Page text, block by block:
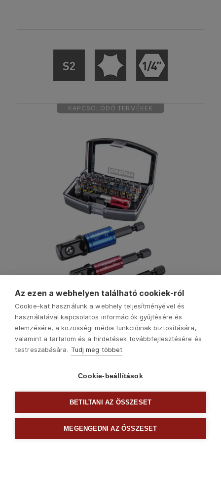
KAPCSOLÓDÓ TERMÉKEK
Következő
Az ezen a webhelyen található cookiek-ról
Cookie-kat használunk a webhely teljesítményével és
használatával kapcsolatos információk gyűjtésére és
elemzésére, a közösségi média funkcióinak biztosítására,
valamint a tartalom és a hirdetések továbbfejlesztésére és
testreszabására. Tudj meg többet
Cookie-beállítások
BETILTANI AZ ÖSSZESET
MEGENGEDNI AZ ÖSSZESET